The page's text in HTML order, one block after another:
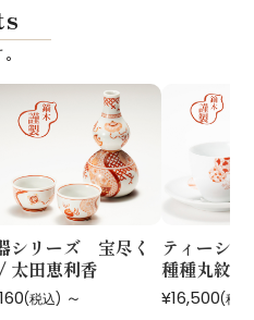
シリーズ 宝尽く
太田恵利香
(税込) ～
ティーシ
種種丸紋 /
¥16,500(税